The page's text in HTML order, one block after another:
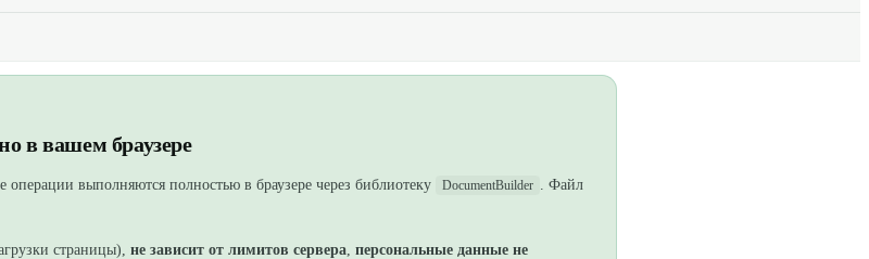
в вашем браузере
операции выполняются полностью в браузере через библиотеку DocumentBuilder . Файл
страницы), не зависит от лимитов сервера, персональные данные не